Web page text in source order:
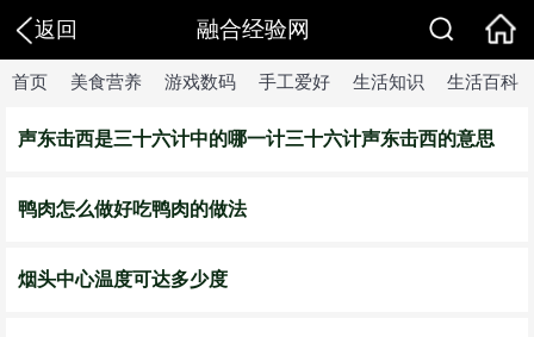
返回 融合经验网
首页 美食营养 游戏数码 手工爱好 生活知识 生活百科
声东击西是三十六计中的哪一计三十六计声东击西的意思
鸭肉怎么做好吃鸭肉的做法
烟头中心温度可达多少度